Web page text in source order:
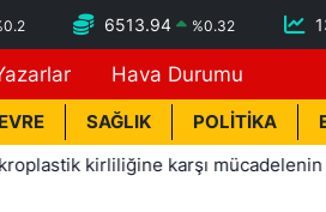
0.2 6513.94 %0.32
Hava Durumu
SAĞLIK POLİTİKA
kirliliğine karşı mücadelenin startı